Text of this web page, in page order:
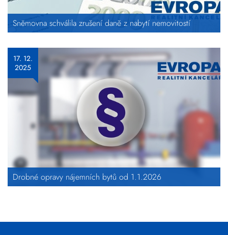
Sněmovna schválila zrušení daně z nabytí nemovitostí
Drobné opravy nájemních bytů od 1.1.2026
17. 12.
2025